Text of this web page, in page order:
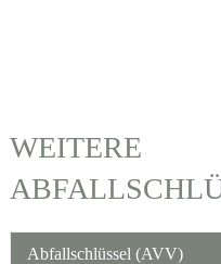
WEITERE
Abfallschlüssel (AVV)